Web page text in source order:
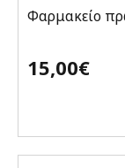
Φαρμακείο
15,00€